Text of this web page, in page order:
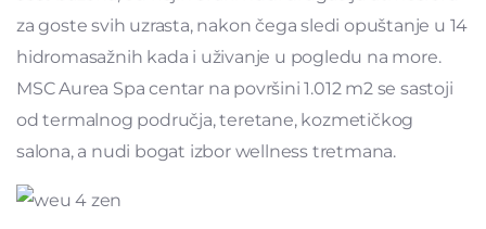
za goste svih uzrasta, nakon čega sledi opuštanje u 14
hidromasažnih kada i uživanje u pogledu na more.
MSC Aurea Spa centar na površini 1.012 m2 se sastoji
od termalnog područja, teretane, kozmetičkog
salona, a nudi bogat izbor wellness tretmana.